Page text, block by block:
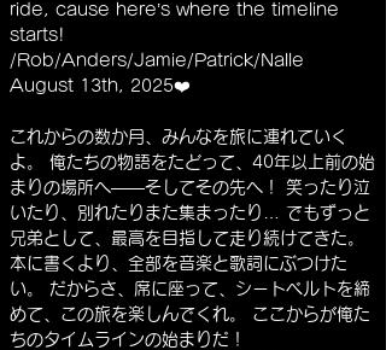
ride, cause here’s where the timeline
starts!
/Rob/Anders/Jamie/Patrick/Nalle
August 13th, 2025❤️
これからの数か月、みんなを旅に連れていく
よ。 俺たちの物語をたどって、40年以上前の始
まりの場所へ――そしてその先へ！ 笑ったり泣
いたり、別れたりまた集まったり… でもずっと
兄弟として、最高を目指して走り続けてきた。
本に書くより、全部を音楽と歌詞にぶつけた
い。 だからさ、席に座って、シートベルトを締
めて、この旅を楽しんでくれ。 ここからが俺た
ちのタイムラインの始まりだ！